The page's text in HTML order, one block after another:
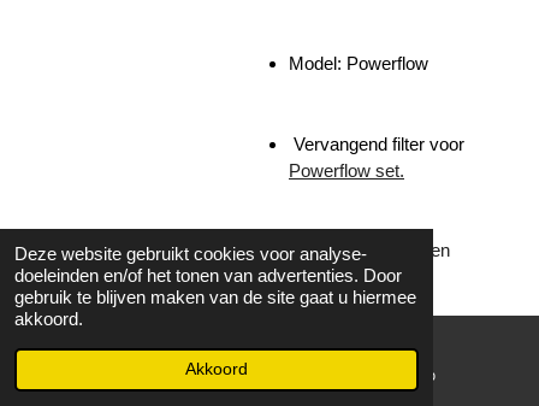
Deze website gebruikt cookies voor analyse-
doeleinden en/of het tonen van advertenties. Door
gebruik te blijven maken van de site gaat u hiermee
akkoord.
Akkoord
Model: Powerflow
Vervangend filter voor
Powerflow set.
Levertijd 1-3 werkdagen
Bekijk details
WhatsApp